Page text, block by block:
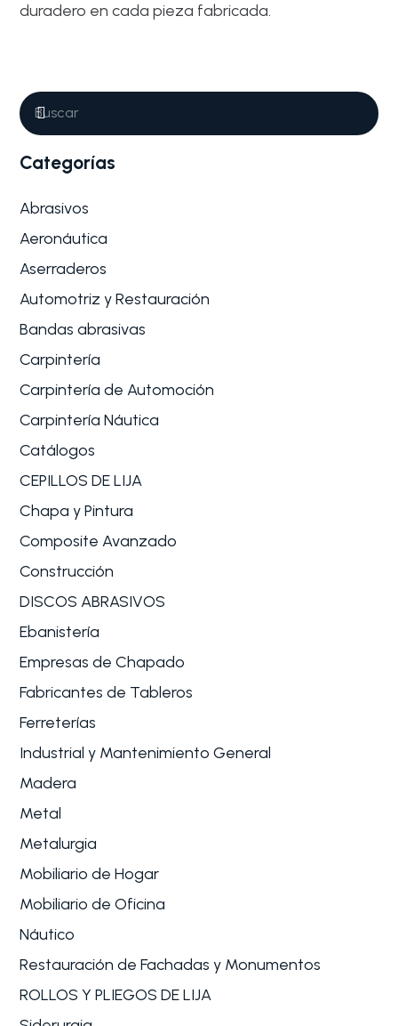
duradero en cada pieza fabricada.
Por qué son tan importantes los
Abrasivos para Fabricación de
contenedores y mobiliario de calle
La industria metalúrgica y de mobiliario urbano exige
niveles de precisión y…
Categorías
Abrasivos
Aeronáutica
Aserraderos
Automotriz y Restauración
Bandas abrasivas
Carpintería
Carpintería de Automoción
Carpintería Náutica
Catálogos
CEPILLOS DE LIJA
Chapa y Pintura
Composite Avanzado
Construcción
DISCOS ABRASIVOS
Ebanistería
Empresas de Chapado
Fabricantes de Tableros
Ferreterías
Industrial y Mantenimiento General
Madera
Metal
Metalurgia
Mobiliario de Hogar
Mobiliario de Oficina
Náutico
Restauración de Fachadas y Monumentos
ROLLOS Y PLIEGOS DE LIJA